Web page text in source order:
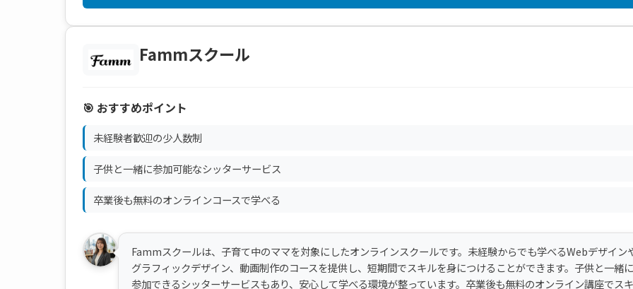
Fammスクール
🎯 おすすめポイント
未経験者歓迎の少人数制
子供と一緒に参加可能なシッターサービス
卒業後も無料のオンラインコースで学べる
Fammスクールは、子育て中のママを対象にしたオンラインスクールです。未経験からでも学べるWebデザイン
グラフィックデザイン、動画制作のコースを提供し、短期間でスキルを身につけることができます。子供と一緒に
参加できるシッターサービスもあり、安心して学べる環境が整っています。卒業後も無料のオンライン講座でスキ